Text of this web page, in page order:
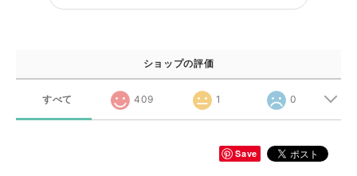
ショップの評価
すべて 409 1 0
Save